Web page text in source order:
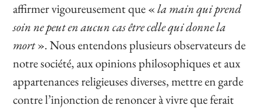
affirmer vigoureusement que «la main qui prend
soin ne peut en aucun cas être celle qui donne la
mort». Nous entendons plusieurs observateurs de
notre société, aux opinions philosophiques et aux
appartenances religieuses diverses, mettre en garde
contre l’injonction de renoncer à vivre que ferait